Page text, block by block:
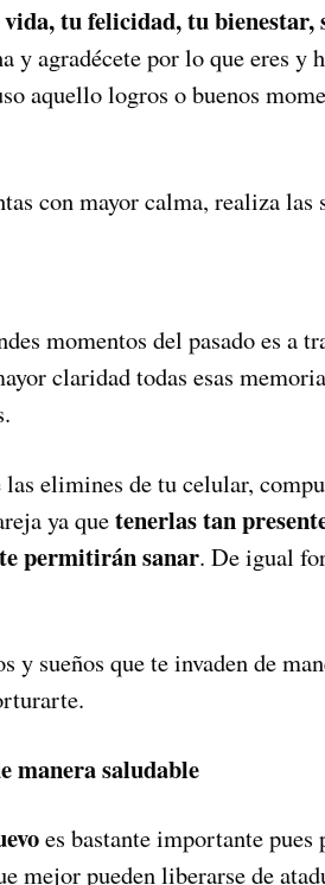
tu felicidad, tu bienestar,
y agradécete por lo que eres y
aquello logros o buenos
con mayor calma, realiza las
momentos del pasado es a
claridad todas esas
elimines de tu celular,
ya quetenerlas tan
permitirán sanar. De igual
y sueños que te invaden de
manera saludable
es bastante importante pues
mejor pueden liberarse de